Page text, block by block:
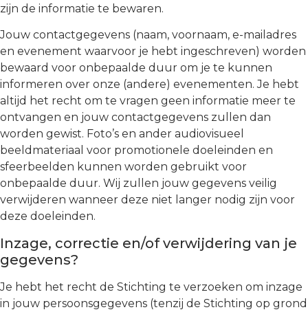
zijn de informatie te bewaren.
Jouw contactgegevens (naam, voornaam, e-mailadres
en evenement waarvoor je hebt ingeschreven) worden
bewaard voor onbepaalde duur om je te kunnen
informeren over onze (andere) evenementen. Je hebt
altijd het recht om te vragen geen informatie meer te
ontvangen en jouw contactgegevens zullen dan
worden gewist. Foto’s en ander audiovisueel
beeldmateriaal voor promotionele doeleinden en
sfeerbeelden kunnen worden gebruikt voor
onbepaalde duur. Wij zullen jouw gegevens veilig
verwijderen wanneer deze niet langer nodig zijn voor
deze doeleinden.
Inzage, correctie en/of verwijdering van je
gegevens?
Je hebt het recht de Stichting te verzoeken om inzage
in jouw persoonsgegevens (tenzij de Stichting op grond